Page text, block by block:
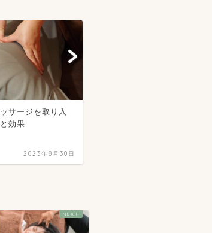
サージを取り入
効果
2023年8月30日